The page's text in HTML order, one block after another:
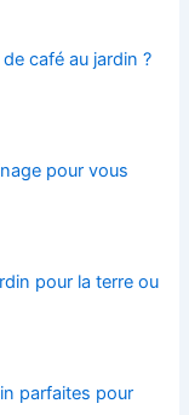
café au jardin ?
pour vous
pour la terre ou
parfaites pour